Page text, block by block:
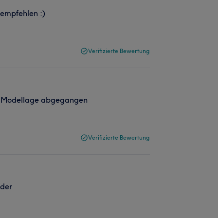
:)
Verifizierte Bewertung
abgegangen
Verifizierte Bewertung